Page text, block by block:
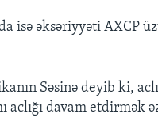
isə əksəriyyəti AXCP
Səsinə deyib ki,
aclığı davam etdirmək